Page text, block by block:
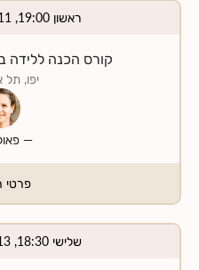
ראשון 19:00, 11 אוקטובר 2026
קורס הכנה ללידה
יפו, תל
—
פרטי
שלישי 18:30, 13 אוקטובר 2026